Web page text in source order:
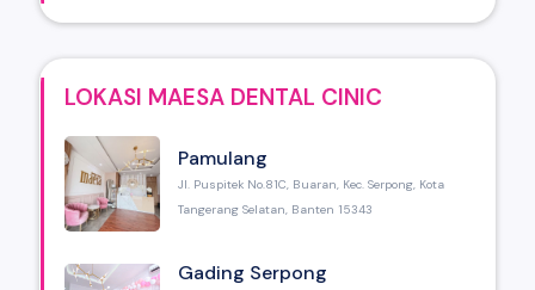
LOKASI MAESA DENTAL CINIC
Pamulang
Jl. Puspitek No.81C, Buaran, Kec. Serpong, Kota
Tangerang Selatan, Banten 15343
Gading Serpong